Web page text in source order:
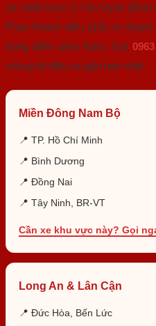
xe chiến lược ở Tân Uyên
Phan Khánh điều phối xe
trọng điểm phía Nam. Gọi
chúng tôi điều xe gần bạn nhất.
Miền Đông Nam Bộ
📍 TP. Hồ Chí Minh
📍 Bình Dương
📍 Đồng Nai
📍 Tây Ninh, BR-VT
Cần xe khu vực này? Gọi
Long An & Lân Cận
📍 Đức Hòa, Bến Lức